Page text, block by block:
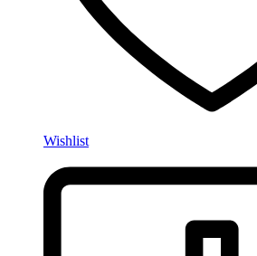
Wishlist